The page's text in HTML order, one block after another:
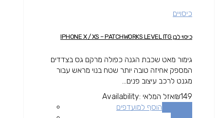
כיסויים
כיסוי לבן IPHONE X / XS – PATCHWORKS LEVEL ITG
גימור מאט שכבת הגנה כפולה מרקם גס בצדדים
המספק אחיזה טובה יותר שטח בנוי מראש עבור
מגנט לרכב עיצוב פנים...
₪149
Availability: אזל המלאי
הוסף למועדפים